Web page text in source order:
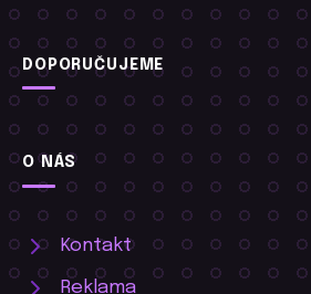
DOPORUČUJEME
O NÁS
Kontakt
Reklama